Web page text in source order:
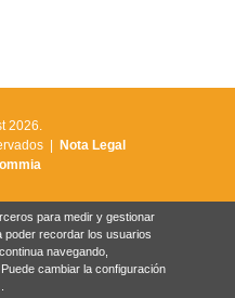
2026.
|
Nota Legal
para medir y gestionar
poder recordar los usuarios
navegando,
cambiar la configuración